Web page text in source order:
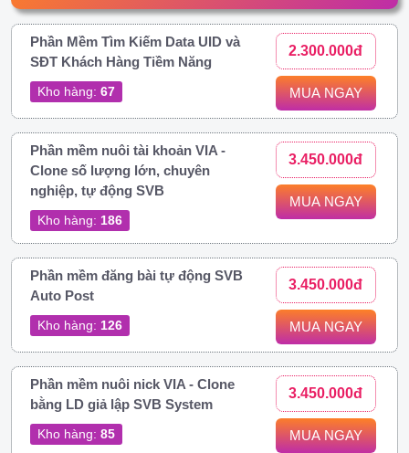
Phần Mềm Tìm Kiếm Data UID và
SĐT Khách Hàng Tiềm Năng
Kho hàng: 67
2.300.000đ
MUA NGAY
Phần mềm nuôi tài khoản VIA -
Clone số lượng lớn, chuyên
nghiệp, tự động SVB
Kho hàng: 186
3.450.000đ
MUA NGAY
Phần mềm đăng bài tự động SVB
Auto Post
Kho hàng: 126
3.450.000đ
MUA NGAY
Phần mềm nuôi nick VIA - Clone
bằng LD giả lập SVB System
Kho hàng: 85
3.450.000đ
MUA NGAY